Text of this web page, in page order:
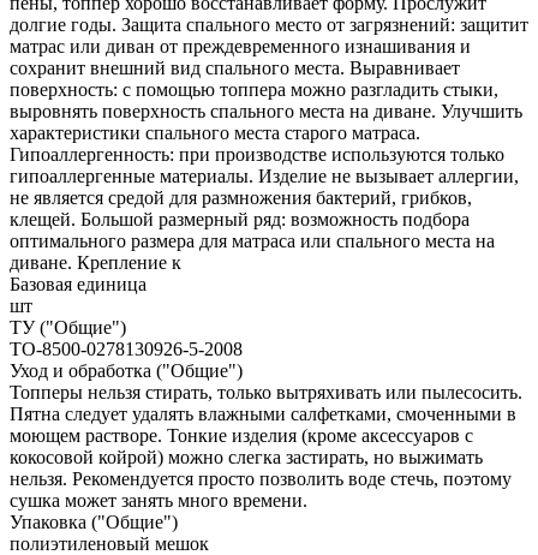
долгие годы. Защита спального место от загрязнений: защитит
матрас или диван от преждевременного изнашивания и
сохранит внешний вид спального места. Выравнивает
поверхность: с помощью топпера можно разгладить стыки,
выровнять поверхность спального места на диване. Улучшить
характеристики спального места старого матраса.
Гипоаллергенность: при производстве используются только
гипоаллергенные материалы. Изделие не вызывает аллергии,
не является средой для размножения бактерий, грибков,
клещей. Большой размерный ряд: возможность подбора
оптимального размера для матраса или спального места на
диване. Крепление к
Базовая единица
шт
ТУ ("Общие")
ТО-8500-0278130926-5-2008
Уход и обработка ("Общие")
Топперы нельзя стирать, только вытряхивать или пылесосить.
Пятна следует удалять влажными салфетками, смоченными в
моющем растворе. Тонкие изделия (кроме аксессуаров с
кокосовой койрой) можно слегка застирать, но выжимать
нельзя. Рекомендуется просто позволить воде стечь, поэтому
сушка может занять много времени.
Упаковка ("Общие")
полиэтиленовый мешок